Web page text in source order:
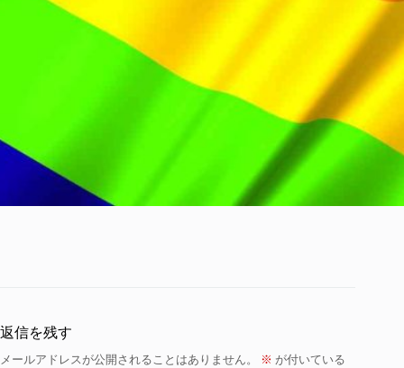
返信を残す
メールアドレスが公開されることはありません。 ※ が付いている